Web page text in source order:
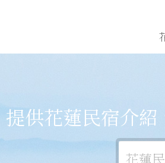
提供花蓮民宿介